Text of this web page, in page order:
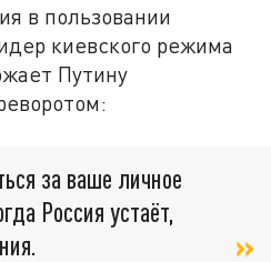
в пользовании
киевского режима
Путину
за ваше личное
Россия устаёт,